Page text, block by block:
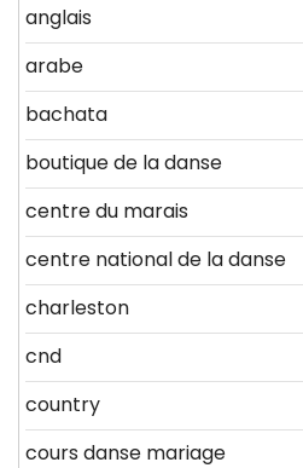
anglais
arabe
bachata
boutique de la danse
centre du marais
centre national de la danse
charleston
cnd
country
cours danse mariage